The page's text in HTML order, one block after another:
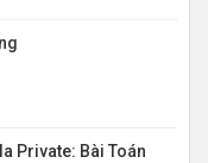
Private: Bài Toán